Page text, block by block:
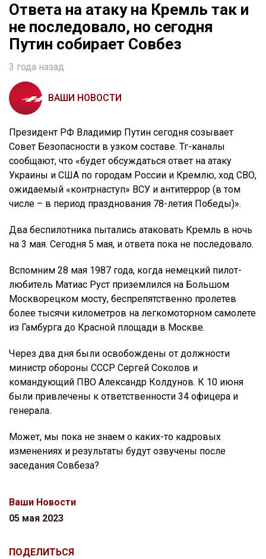
Ответа на атаку на Кремль так и
не последовало, но сегодня
Путин собирает Совбез
3 года назад
ВАШИ НОВОСТИ
Президент РФ Владимир Путин сегодня созывает
Совет Безопасности в узком составе. Тг-каналы
сообщают, что «будет обсуждаться ответ на атаку
Украины и США по городам России и Кремлю, ход СВО,
ожидаемый «контрнаступ» ВСУ и антитеррор (в том
числе – в период празднования 78-летия Победы)».
Два беспилотника пытались атаковать Кремль в ночь
на 3 мая. Сегодня 5 мая, и ответа пока не последовало.
Вспомним 28 мая 1987 года, когда немецкий пилот-
любитель Матиас Руст приземлился на Большом
Москворецком мосту, беспрепятственно пролетев
более тысячи километров на легкомоторном самолете
из Гамбурга до Красной площади в Москве.
Через два дня были освобождены от должности
министр обороны СССР Сергей Соколов и
командующий ПВО Александр Колдунов. К 10 июня
были привлечены к ответственности 34 офицера и
генерала.
Может, мы пока не знаем о каких-то кадровых
изменениях и результаты будут озвучены после
заседания Совбеза?
Ваши Новости
05 мая 2023
ПОДЕЛИТЬСЯ